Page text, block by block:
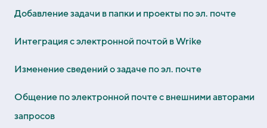
Добавление задачи в папки и проекты по эл. почте
Интеграция с электронной почтой в Wrike
Изменение сведений о задаче по эл. почте
Общение по электронной почте с внешними авторами
запросов